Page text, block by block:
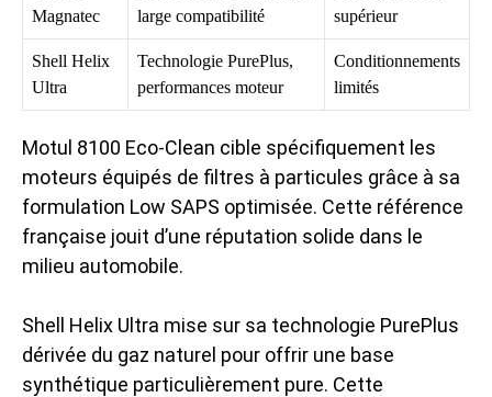
Magnatec
large compatibilité
supérieur
Shell Helix
Ultra
Technologie PurePlus,
performances moteur
Conditionnements
limités
Motul 8100 Eco-Clean cible spécifiquement les
moteurs équipés de filtres à particules grâce à sa
formulation Low SAPS optimisée. Cette référence
française jouit d’une réputation solide dans le
milieu automobile.
Shell Helix Ultra mise sur sa technologie PurePlus
dérivée du gaz naturel pour offrir une base
synthétique particulièrement pure. Cette